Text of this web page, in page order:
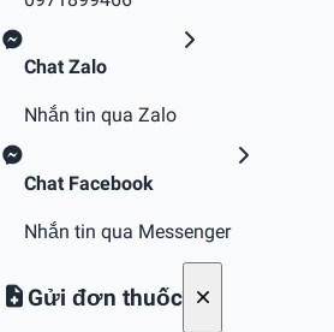
Chat Zalo
Nhắn tin qua Zalo
Chat Facebook
Nhắn tin qua Messenger
Gửi đơn thuốc